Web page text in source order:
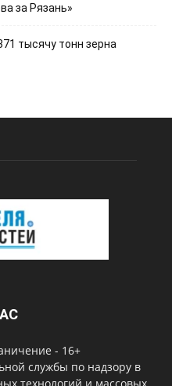
за Рязань»
тысячу тонн зерна
- 16+
службы по надзору в